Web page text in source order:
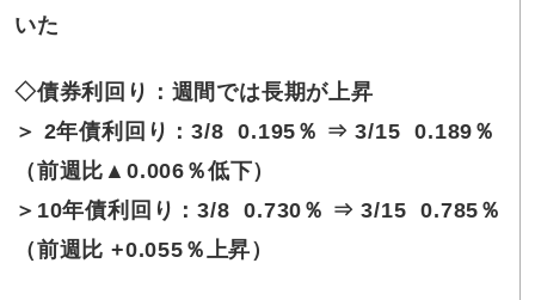
いた
◇債券利回り： 週間では長期が上昇
＞ 2年債利回り：3/8 0.195％ ⇒ 3/15 0.189％
（前週比▲0.006％低下）
＞10年債利回り：3/8 0.730％ ⇒ 3/15 0.785％
（前週比 +0.055％上昇）